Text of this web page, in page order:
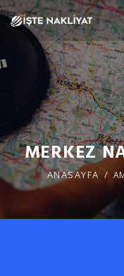
MERKEZ
ANASAYFA